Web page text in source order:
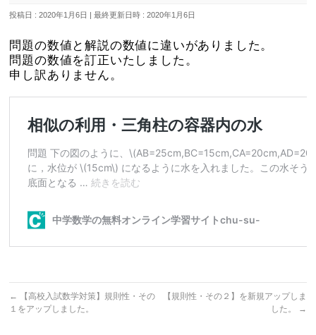
投稿日 : 2020年1月6日 最終更新日時 : 2020年1月6日
問題の数値と解説の数値に違いがありました。
問題の数値を訂正いたしました。
申し訳ありません。
←
【高校入試数学対策】規則性・その
１をアップしました。
【規則性・その２】を新規アップしま
した。
→